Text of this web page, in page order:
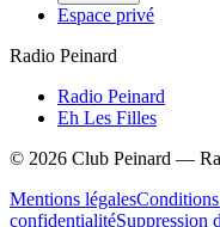
Espace privé
Radio Peinard
Radio Peinard
Eh Les Filles
© 2026 Club Peinard —
Mentions légales
confidentialitéSuppression